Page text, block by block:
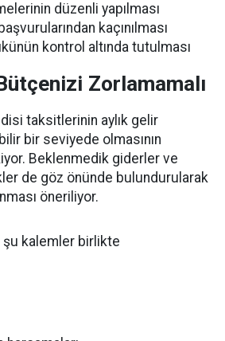
düzenli yapılması
kaçınılması
kontrol altında tutulması
Zorlamamalı
taksitlerinin aylık gelir
bir seviyede olmasının
Beklenmedik giderler ve
de göz önünde bulundurularak
öneriliyor.
kalemler birlikte